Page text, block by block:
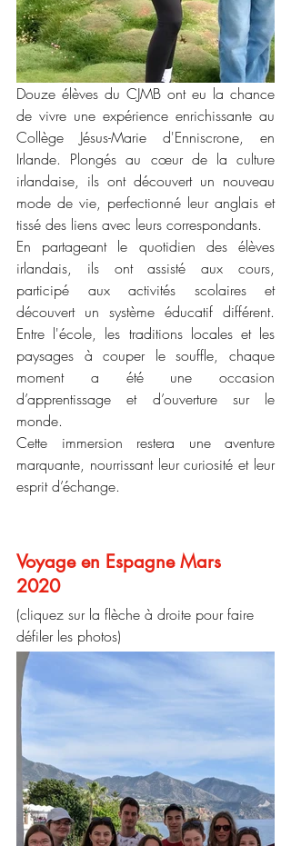
Douze élèves du CJMB ont eu la chance
de vivre une expérience enrichissante au
Collège Jésus-Marie d'Enniscrone, en
Irlande. Plongés au cœur de la culture
irlandaise, ils ont découvert un nouveau
mode de vie, perfectionné leur anglais et
tissé des liens avec leurs correspondants.
En partageant le quotidien des élèves
irlandais, ils ont assisté aux cours,
participé aux activités scolaires et
découvert un système éducatif différent.
Entre l'école, les traditions locales et les
paysages à couper le souffle, chaque
moment a été une occasion
d’apprentissage et d’ouverture sur le
monde.
Cette immersion restera une aventure
marquante, nourrissant leur curiosité et leur
esprit d’échange.
Voyage en Espagne Mars
2020
(cliquez sur la flèche à droite pour faire
défiler les photos)